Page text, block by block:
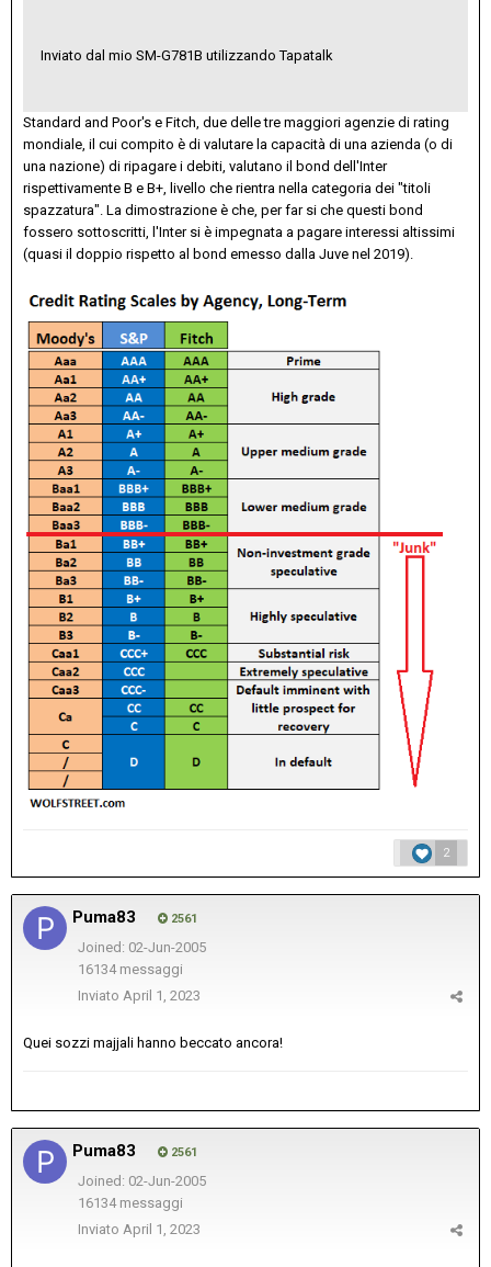
Inviato dal mio SM-G781B utilizzando Tapatalk
Standard and Poor's e Fitch, due delle tre maggiori agenzie di rating
mondiale, il cui compito è di valutare la capacità di una azienda (o di
una nazione) di ripagare i debiti, valutano il bond dell'Inter
rispettivamente B e B+, livello che rientra nella categoria dei "titoli
spazzatura". La dimostrazione è che, per far si che questi bond
fossero sottoscritti, l'Inter si è impegnata a pagare interessi altissimi
(quasi il doppio rispetto al bond emesso dalla Juve nel 2019).
2
Puma83 2561
Joined: 02-Jun-2005
16134 messaggi
Inviato April 1, 2023
Quei sozzi majjali hanno beccato ancora!
Puma83 2561
Joined: 02-Jun-2005
16134 messaggi
Inviato April 1, 2023